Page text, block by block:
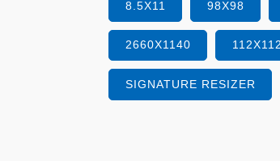
8.5X11 98X98
2660X1140 112X112
SIGNATURE RESIZER